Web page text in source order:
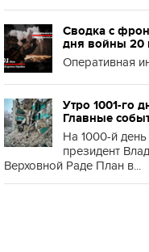
Сводка с
дня войны 20
Оперативная
Утро 1001-го
Главные
На 1000-й
президент
Верховной Раде План в...